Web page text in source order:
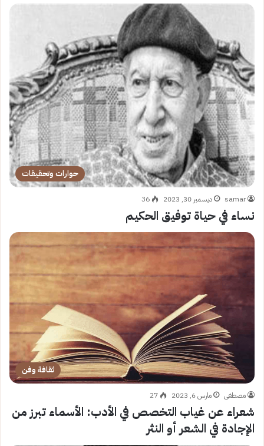
حوارات وتحقيقات
samar ديسمبر 30, 2023 36
نساء في حياة توفيق الحكيم
ثقافة وفن
مصطفى مارس 6, 2023 27
شعراء عن غياب التخصص في الأدب: الأسماء تبرز من
الإجادة في الشعر أو النثر